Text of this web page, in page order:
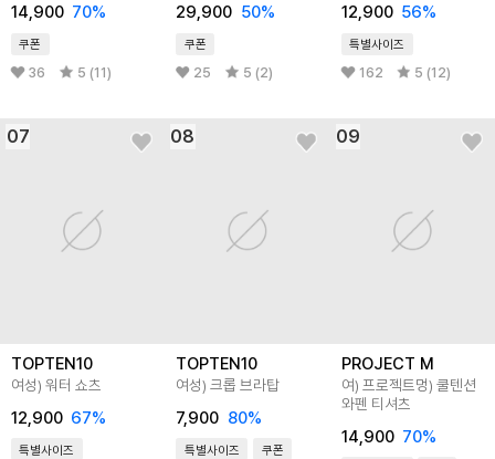
14,900 70%
쿠폰
36 5 (11)
29,900 50%
쿠폰
25 5 (2)
12,900 56%
특별사이즈
162 5 (12)
07
TOPTEN10
여성) 워터 쇼츠
12,900 67%
특별사이즈
08
TOPTEN10
여성) 크롭 브라탑
7,900 80%
특별사이즈 쿠폰
09
PROJECT M
여) 프로젝트멍) 쿨텐션
와펜 티셔츠
14,900 70%